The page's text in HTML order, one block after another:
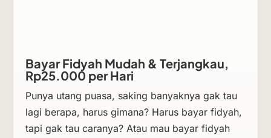
Bayar Fidyah Mudah & Terjangkau,
Rp25.000 per Hari
Punya utang puasa, saking banyaknya gak tau
lagi berapa, harus gimana? Harus bayar fidyah,
tapi gak tau caranya? Atau mau bayar fidyah